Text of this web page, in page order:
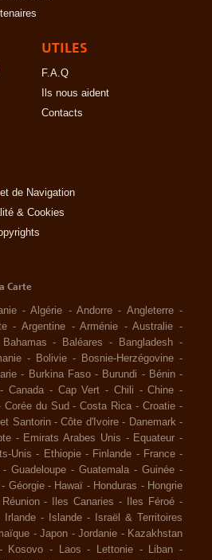
UTILES
F.A.Q
Ils nous aident
Contacts
de Navigation
& Cookies
Carte
-Algérie -Andorre - Angleterre -
-Argentine -Arménie -Australie -
Bahamas - Baléares - Bangladesh -
- Bolivie - Bosnie-Herzégovine -
- Burkina Faso - Burundi - Bénin -
- Canada - Cap Vert - Chili -Chine -
Corée du Sud -Costa Rica -Croatie -
Santorin -Côte d'Ivoire - Danemark -
- Emirats Arabes Unis - Equateur -
Unis - Ethiopie - Finlande - France -
- Guadeloupe - Guatemala - Guinée -
- Géorgie - Hawaï - Honduras - Hongrie
- Iles Canaries - Iles Féroé -
Irlande - Islande -
Israël & Territoires
- Japon - Jordanie - Kazakhstan
- Kosovo - Laos - Lettonie - Liban -